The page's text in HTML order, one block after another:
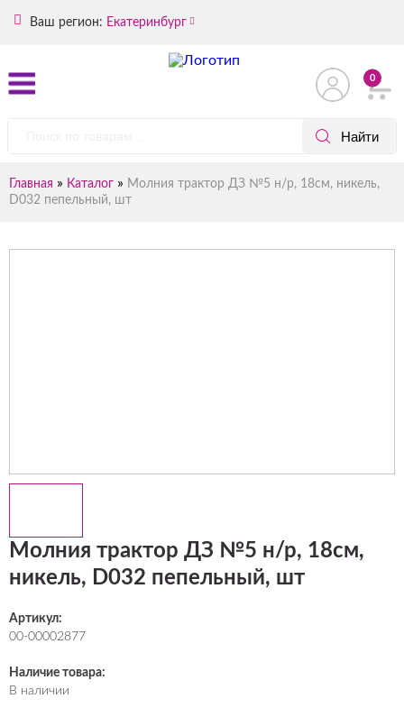
Ваш регион: Екатеринбург
0
Главная » Каталог » Молния трактор ДЗ №5 н/р, 18см, никель,
D032 пепельный, шт
Молния трактор ДЗ №5 н/р, 18см,
никель, D032 пепельный, шт
Артикул:
00-00002877
Наличие товара:
В наличии